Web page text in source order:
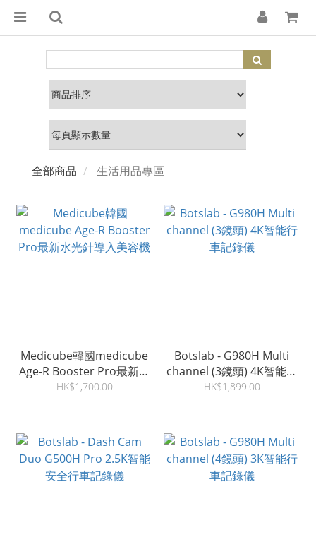
全部商品 生活用品專區
Medicube韓國medicube
Age-R Booster Pro最新水
光針導入美容機
HK$1,700.00
Botslab - G980H Multi
channel (3鏡頭) 4K智能行
車記錄儀
HK$1,899.00